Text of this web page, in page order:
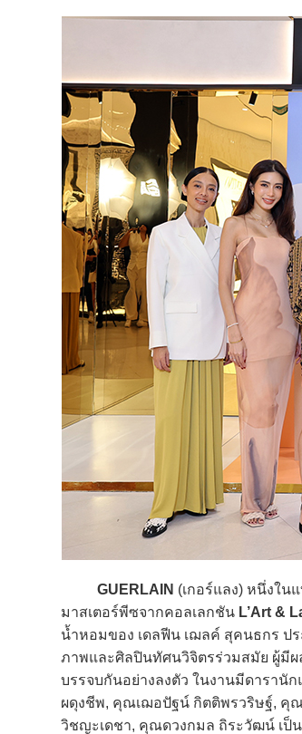
GUERLAIN (เกอร์แลง) หนึ่งใน
มาสเตอร์พีซจากคอลเลกชัน L’Art &
น้ำหอมของ เดลฟีน เฌลค์ สุคนธกร ปร
ภาพและศิลปินทัศนวิจิตรร่วมสมัย ผู้มีผ
บรรจบกันอย่างลงตัว ในงานมีดารานั
ผดุงชีพ, คุณเฌอปัฐน์ กิตติพรวริษฐ์,
วิชญะเดชา, คุณดวงกมล ถิระวัฒน์ เป็